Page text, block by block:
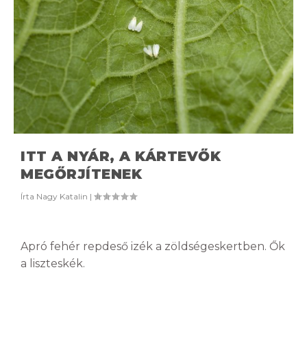
ITT A NYÁR, A KÁRTEVŐK
MEGŐRJÍTENEK
Írta Nagy Katalin |
Apró fehér repdeső izék a zöldségeskertben. Ők
a liszteskék.